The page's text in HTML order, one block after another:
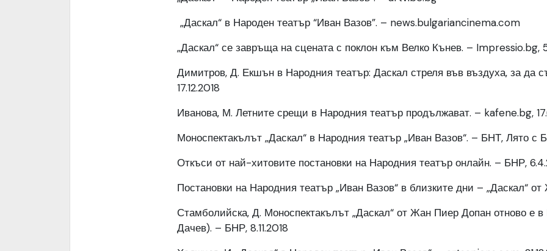
„Даскал“ в Народен театър “Иван Вазов”. – news.bulgariancinema.com
„Даскал“ се завръща на сцената с поклон към Велко Кънев. – Impressio.bg,
Димитров, Д. Екшън в Народния театър: Даскал стреля във въздуха, за да
17.12.2018
Иванова, М. Летните срещи в Народния театър продължават. – kafene.bg,
Моноспектакълът „Даскал“ в Народния театър „Иван Вазов“. – БНТ, Лято с
Откъси от най-хитовите постановки на Народния театър онлайн. – БНР,
Постановки на Народния театър „Иван Вазов“ в близките дни – „Даскал“
Стамболийска, Д. Моноспектакълът „Даскал“ от Жан Пиер Допан отново е
Дачев). – БНР, 8.11.2018